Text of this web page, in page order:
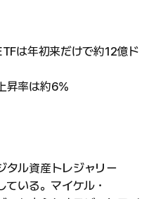
は年初来だけで約12億ド
昇率は約6%
タル資産トレジャリー
ている。マイケル・